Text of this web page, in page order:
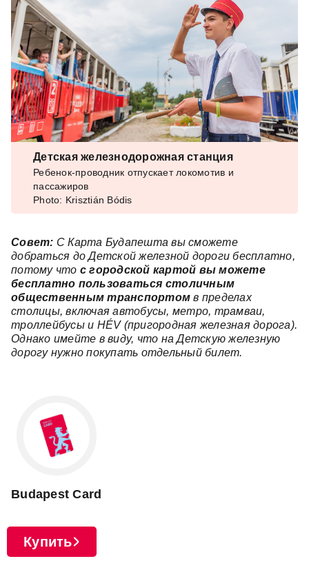
Детская железнодорожная станция
Ребенок-проводник отпускает локомотив и
пассажиров
Photo: Krisztián Bódis
Совет: С Карта Будапешта вы сможете
добраться до Детской железной дороги бесплатно,
потому что с городской картой вы можете
бесплатно пользоваться столичным
общественным транспортом в пределах
столицы, включая автобусы, метро, трамваи,
троллейбусы и HÉV (пригородная железная дорога).
Однако имейте в виду, что на Детскую железную
дорогу нужно покупать отдельный билет.
Budapest Card
Купить